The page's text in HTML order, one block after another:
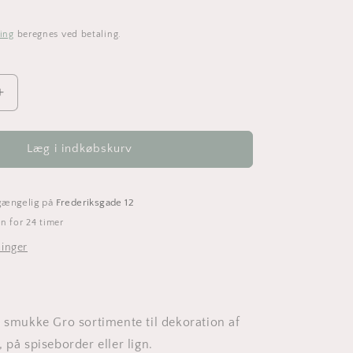
beregnes ved betaling.
Øg
brunrosa
Læg i indkøbskurv
på Frederiksgade 12
for 24 timer
smukke Gro sortimente til dekoration af
på spiseborder eller lign.